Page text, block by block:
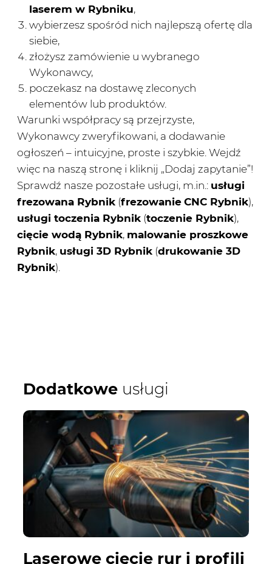
laserem w Rybniku,
wybierzesz spośród nich najlepszą ofertę dla
siebie,
złożysz zamówienie u wybranego
Wykonawcy,
poczekasz na dostawę zleconych
elementów lub produktów.
Warunki współpracy są przejrzyste,
Wykonawcy zweryfikowani, a dodawanie
ogłoszeń – intuicyjne, proste i szybkie. Wejdź
więc na naszą stronę i kliknij „Dodaj zapytanie”!
Sprawdź nasze pozostałe usługi, m.in.: usługi
frezowana Rybnik (frezowanie CNC Rybnik),
usługi toczenia Rybnik (toczenie Rybnik),
cięcie wodą Rybnik, malowanie proszkowe
Rybnik, usługi 3D Rybnik (drukowanie 3D
Rybnik).
Dodatkowe usługi
Laserowe cięcie rur i profili